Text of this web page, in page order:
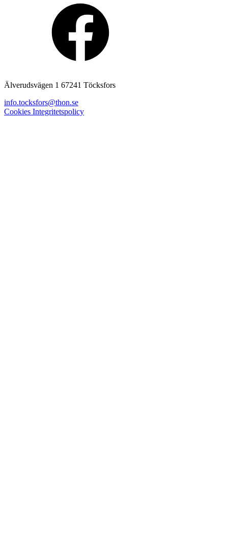
Älverudsvägen 1 67241 Töcksfors
info.tocksfors@thon.se
Cookies Integritetspolicy